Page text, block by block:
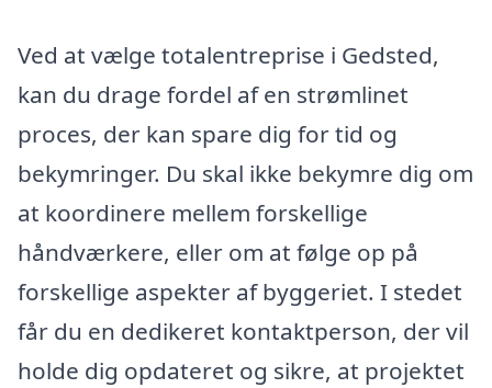
Ved at vælge totalentreprise i Gedsted,
kan du drage fordel af en strømlinet
proces, der kan spare dig for tid og
bekymringer. Du skal ikke bekymre dig om
at koordinere mellem forskellige
håndværkere, eller om at følge op på
forskellige aspekter af byggeriet. I stedet
får du en dedikeret kontaktperson, der vil
holde dig opdateret og sikre, at projektet